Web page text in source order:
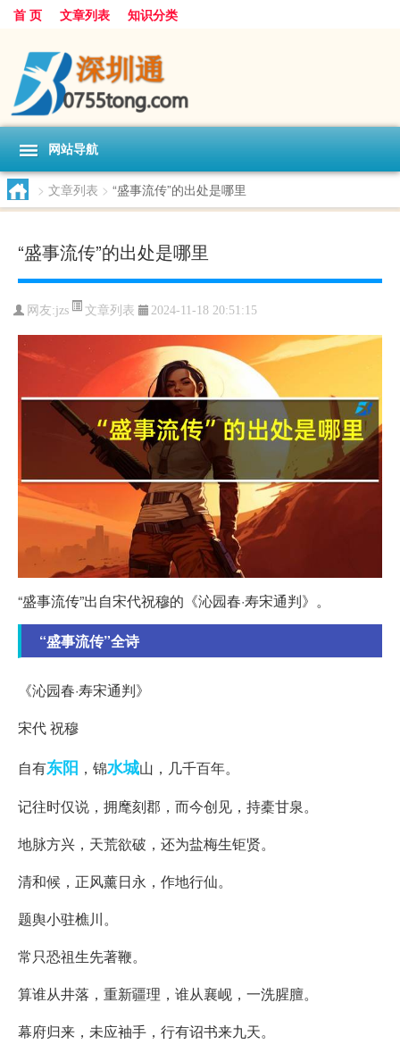
首 页 文章列表 知识分类
网站导航
> 文章列表 > “盛事流传”的出处是哪里
“盛事流传”的出处是哪里
网友:jzs 文章列表 2024-11-18 20:51:15
“盛事流传”出自宋代祝穆的《沁园春·寿宋通判》。
“盛事流传”全诗
《沁园春·寿宋通判》
宋代 祝穆
自有东阳 ，锦水城山，几千百年。
记往时仅说，拥麾刻郡，而今创见，持橐甘泉。
地脉方兴，天荒欲破，还为盐梅生钜贤。
清和候，正风薰日永，作地行仙。
题舆小驻樵川。
常只恐祖生先著鞭。
算谁从井落，重新疆理，谁从襄岘，一洗腥膻。
幕府归来，未应袖手，行有诏书来九天。